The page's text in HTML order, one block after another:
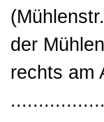
der
rechts am